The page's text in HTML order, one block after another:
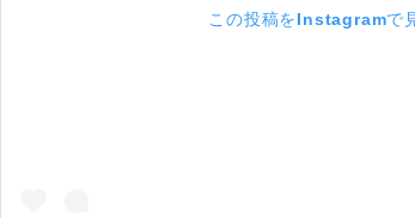
この投稿をInstagramで